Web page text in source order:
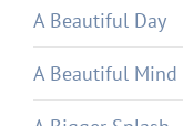
A Beautiful Day
A Beautiful Mind